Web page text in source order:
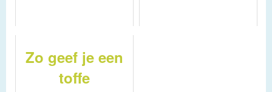
Zo geef je een
toffe